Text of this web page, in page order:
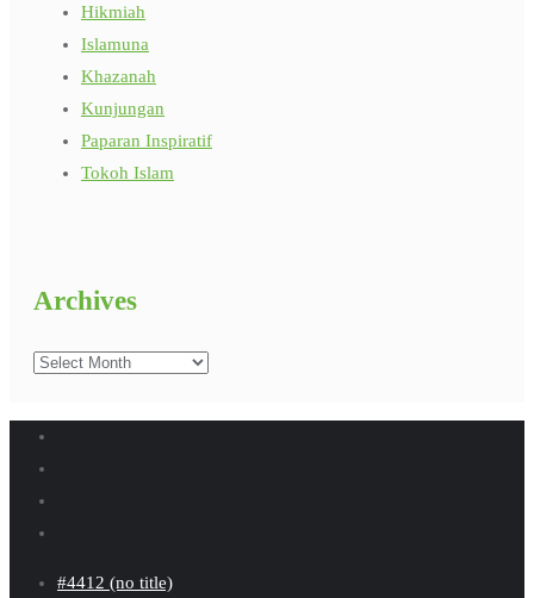
Hikmiah
Islamuna
Khazanah
Kunjungan
Paparan Inspiratif
Tokoh Islam
Archives
Archives
#4412 (no title)